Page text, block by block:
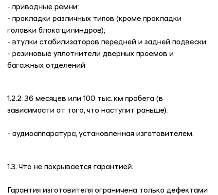
- приводные ремни;
- прокладки различных типов (кроме прокладки
головки блока цилиндров);
- втулки стабилизаторов передней и задней подвески.
- резиновые уплотнители дверных проемов и
багажных отделений
1.2.2. 36 месяцев или 100 тыс. км пробега (в
зависимости от того, что наступит раньше):
- аудиоаппаратура, установленная изготовителем.
1.3. Что не покрывается гарантией.
Гарантия изготовителя ограничена только дефектами